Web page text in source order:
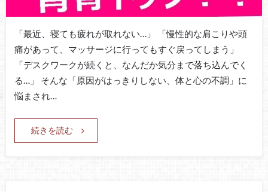
「最近、寝ても疲れが取れない…」 「慢性的な肩こりや頭
痛があって、マッサージに行ってもすぐ戻ってしまう」
「デスクワークが続くと、なんだか気分まで落ち込んでく
る…」 そんな「原因がはっきりしない、体と心の不調」に
悩まされ…
続きを読む